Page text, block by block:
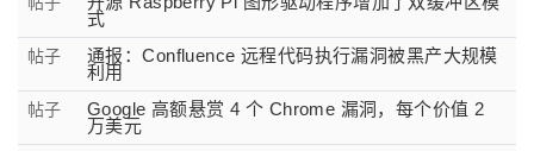
式
帖子
通报：Confluence 远程代码执行漏洞被黑产大规模
利用
帖子
Google 高额悬赏 4 个 Chrome 漏洞，每个价值 2
万美元